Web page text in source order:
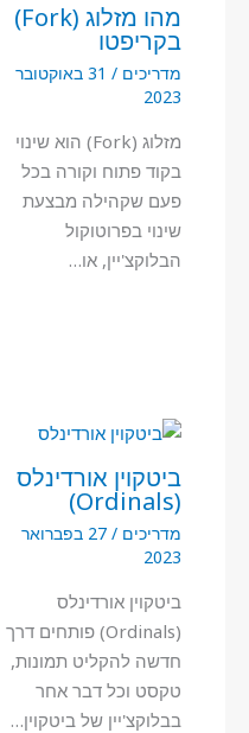
מהו מזלוג (Fork)
בקריפטו
מדריכים /
31 באוקטובר
2023
מזלוג (Fork) הוא שינוי
בקוד פתוח וקורה בכל
פעם שקהילה מבצעת
שינוי בפרוטוקול
הבלוקצ'יין, או…
ביטקוין אורדינלס
(Ordinals)
מדריכים /
27 בפברואר
2023
ביטקוין אורדינלס
(Ordinals) פותחים דרך
חדשה להקליט תמונות,
טקסט וכל דבר אחר
בבלוקצ'יין של ביטקוין…